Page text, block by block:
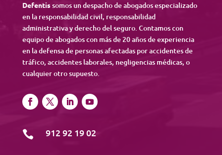
Defentissomos un despacho de abogados especializado
en la responsabilidad civil, responsabilidad
administrativa y derecho del seguro. Contamos con
equipo de abogados con más de 20 años de experiencia
en la defensa de personas afectadas por accidentes de
tráfico, accidentes laborales, negligencias médicas, o
cualquier otro supuesto.
 912 92 19 02